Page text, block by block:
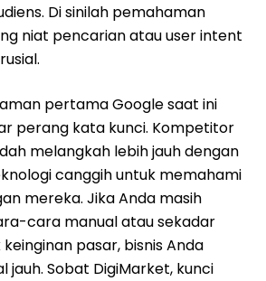
Di sinilah pemahaman
niat pencarian atau user intent
pertama Google saat ini
perang kata kunci. Kompetitor
melangkah lebih jauh dengan
canggih untuk memahami
mereka. Jika Anda masih
cara manual atau sekadar
pasar, bisnis Anda
jauh. Sobat DigiMarket, kunci